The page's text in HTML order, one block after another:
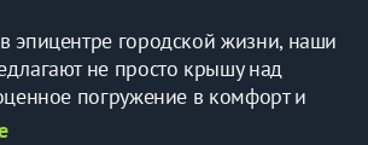
эпицентре городской жизни, наши
не просто крышу над
погружение в комфорт и
захватывающий вид на